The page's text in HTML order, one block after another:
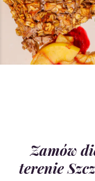
Zamów
terenie